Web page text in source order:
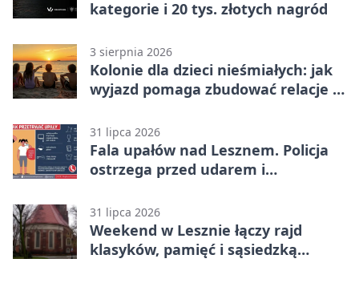
kategorie i 20 tys. złotych nagród
3 sierpnia 2026
Kolonie dla dzieci nieśmiałych: jak
wyjazd pomaga zbudować relacje z
31 lipca 2026
Fala upałów nad Lesznem. Policja
ostrzega przed udarem i
31 lipca 2026
Weekend w Lesznie łączy rajd
klasyków, pamięć i sąsiedzką